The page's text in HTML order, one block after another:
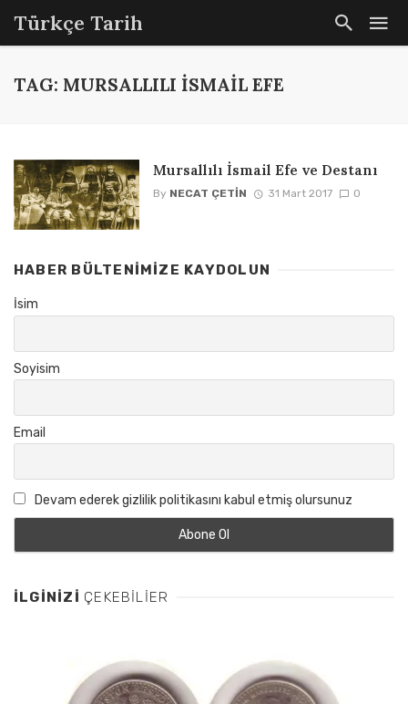
Türkçe Tarih
TAG: MURSALLILI İSMAIL EFE
Mursallılı İsmail Efe ve Destanı
By NECAT ÇETIN 31 Mart 2017 0
HABER BÜLTENIMIZE KAYDOLUN
İsim
Soyisim
Email
Devam ederek gizlilik politikasını kabul etmiş olursunuz
İLGINIZI ÇEKEBILIER